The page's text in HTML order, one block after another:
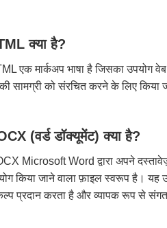
क्या है?
एक मार्कअप भाषा है जिसका उपयोग
सामग्री को संरचित करने के लिए किया
(वर्ड डॉक्यूमेंट) क्या है?
Microsoft Word द्वारा अपने
किया जाने वाला फ़ाइल स्वरूप है। यह
प्रदान करता है और व्यापक रूप से